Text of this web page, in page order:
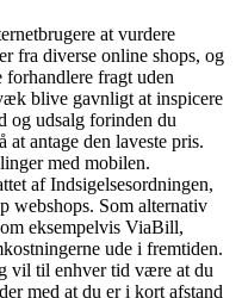
at vurdere
fra diverse online shops, og
fragt uden
blive gavnligt at inspicere
og udsalg forinden du
at antage den laveste pris.
med mobilen.
af Indsigelsesordningen,
webshops. Som alternativ
eksempelvis ViaBill,
ude i fremtiden.
vil til enhver tid være at du
med at du er i kort afstand